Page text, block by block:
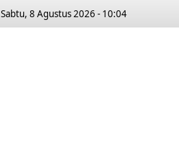
Sabtu, 8 Agustus 2026 - 10:04